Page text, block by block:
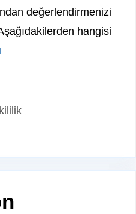
değerlendirmenizi
hangisi